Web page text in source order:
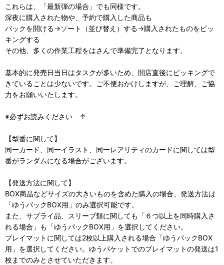
これらは、「最新弾の場合」でも同様です。
深夜に購入された物や、予約で購入した商品も
パックを開ける→ソート（並び替え）する→購入されたものをピッ
キングする
その他、多くの作業工程をはさんで準備完了となります。
基本的に発売日当日はタスクが多いため、開店直後にピッキングで
きていることは少ないです。ご不便おかけしますが、ご理解、ご協
力をお願いいたします。
※必ずお読みください ↑
【型番に関して】
同一カード、同一イラスト、同一レアリティのカードに関しては型
番がランダムになる場合がございます。
【発送方法に関して】
BOX商品などサイズの大きいものを含めた購入の場合、発送方法は
「ゆうパックBOX用」のみ選択可能です。
また、サプライ品、スリーブ類に関しても「６つ以上を同時購入さ
れる場合」も「ゆうパックBOX用」を選択してください。
プレイマットに関しては2枚以上購入される場合「ゆうパックBOX
用」を選択してください。ゆうパケットでのプレイマットの発送は1
枚までのみとさせていただきます。